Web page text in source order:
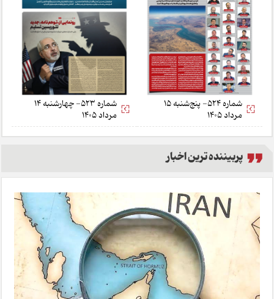
شماره 524- پنج‌شنبه 15
مرداد 1405
شماره 523- چهارشنبه 14
مرداد 1405
پربیننده ترین اخبار